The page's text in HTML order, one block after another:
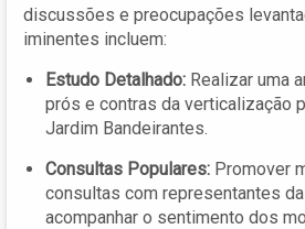
discussões e preocupações
iminentes incluem:
Estudo Detalhado: Realizar uma
prós e contras da verticalização
Jardim Bandeirantes.
Consultas Populares: Promover
consultas com representantes
acompanhar o sentimento dos